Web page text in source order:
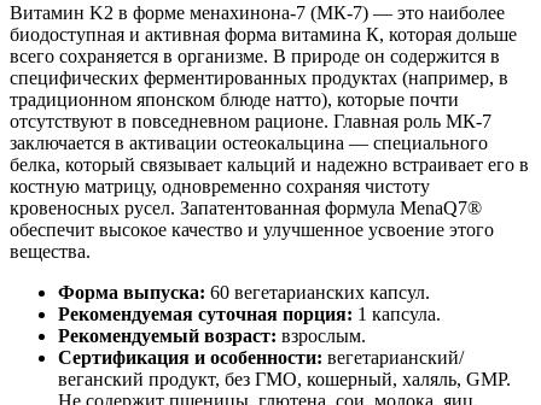
Витамин K2 в форме менахинона-7 (МК-7) — это наиболее
биодоступная и активная форма витамина К, которая дольше
всего сохраняется в организме. В природе он содержится в
специфических ферментированных продуктах (например, в
традиционном японском блюде натто), которые почти
отсутствуют в повседневном рационе. Главная роль МК-7
заключается в активации остеокальцина — специального
белка, который связывает кальций и надежно встраивает его в
костную матрицу, одновременно сохраняя чистоту
кровеносных русел. Запатентованная формула MenaQ7®
обеспечит высокое качество и улучшенное усвоение этого
вещества.
Форма выпуска: 60 вегетарианских капсул.
Рекомендуемая суточная порция: 1 капсула.
Рекомендуемый возраст: взрослым.
Сертификация и особенности: вегетарианский/
веганский продукт, без ГМО, кошерный, халяль, GMP.
Не содержит пшеницы, глютена, сои, молока, яиц,